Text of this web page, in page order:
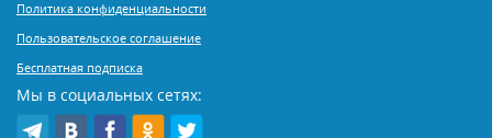
Политика конфиденциальности
Пользовательское соглашение
Бесплатная подписка
Мы в социальных сетях: